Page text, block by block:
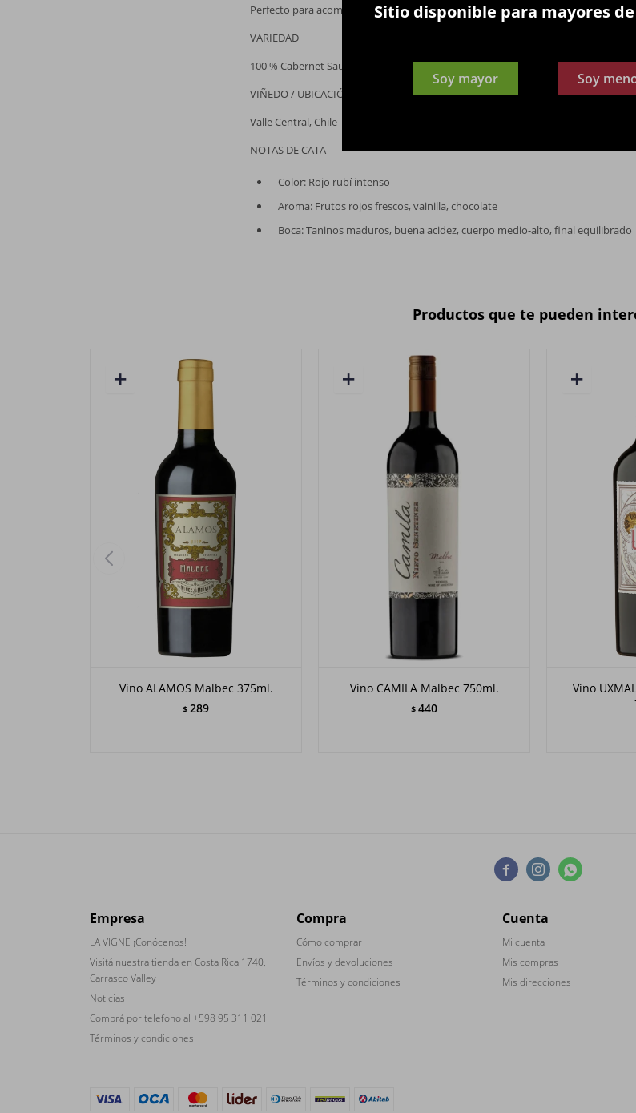
Sitio disponible para mayores de
Soy mayor Soy
Perfecto para acompañar carnes rojas, cordero al horno, platos con salsa rica, o
VARIEDAD
100 % Cabernet Sauvignon
VIÑEDO / UBICACIÓN
Valle Central, Chile
NOTAS DE CATA
Color: Rojo rubí intenso
Aroma: Frutos rojos frescos, vainilla, chocolate
Boca: Taninos maduros, buena acidez, cuerpo medio-alto, final equilibrado
Productos que te pueden
Vino ALAMOS Malbec 375ml.
$ 289
Vino CAMILA Malbec 750ml.
$ 440
Vino
  
Empresa
LA VIGNE ¡Conócenos!
Visitá nuestra tienda en Costa Rica 1740,
Carrasco Valley
Noticias
Comprá por telefono al +598 95 311 021
Términos y condiciones
Compra
Cómo comprar
Envíos y devoluciones
Términos y condiciones
Cuenta
Mi cuenta
Mis compras
Mis direcciones